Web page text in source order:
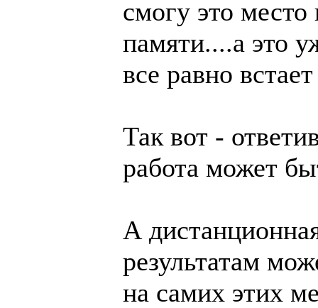
смогу это
памяти....а это
все равно
Так вот -
работа может
А
результатам
на самих этих